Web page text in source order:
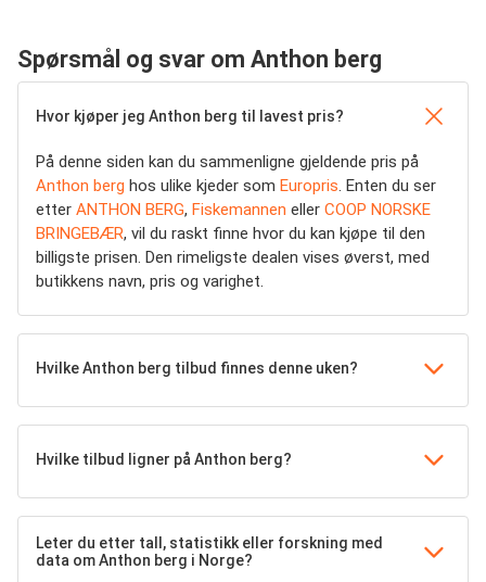
Spørsmål og svar om Anthon berg
Hvor kjøper jeg Anthon berg til lavest pris?
På denne siden kan du sammenligne gjeldende pris på
Anthon berg hos ulike kjeder som Europris. Enten du ser
etter ANTHON BERG, Fiskemannen eller COOP NORSKE
BRINGEBÆR, vil du raskt finne hvor du kan kjøpe til den
billigste prisen. Den rimeligste dealen vises øverst, med
butikkens navn, pris og varighet.
Hvilke Anthon berg tilbud finnes denne uken?
Hvilke tilbud ligner på Anthon berg?
Leter du etter tall, statistikk eller forskning med
data om Anthon berg i Norge?